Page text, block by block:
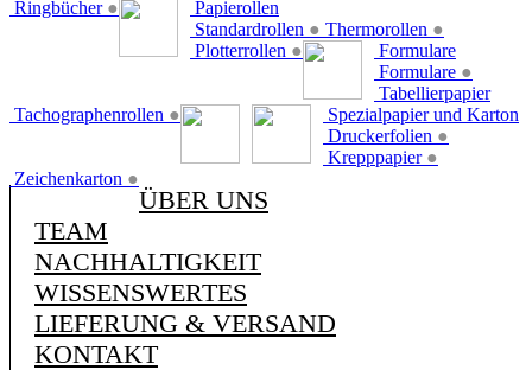
Ringbücher ●
Papierollen
Standardrollen ● Thermorollen ●
Plotterrollen ●
Formulare
Formulare ●
Tachographenrollen ●
Tabellierpapier
Spezialpapier und Karton
Druckerfolien ●
Krepppapier ●
Zeichenkarton ●
ÜBER UNS
TEAM
NACHHALTIGKEIT
WISSENSWERTES
LIEFERUNG & VERSAND
KONTAKT